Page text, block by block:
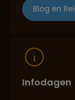
Blog en
Infodagen